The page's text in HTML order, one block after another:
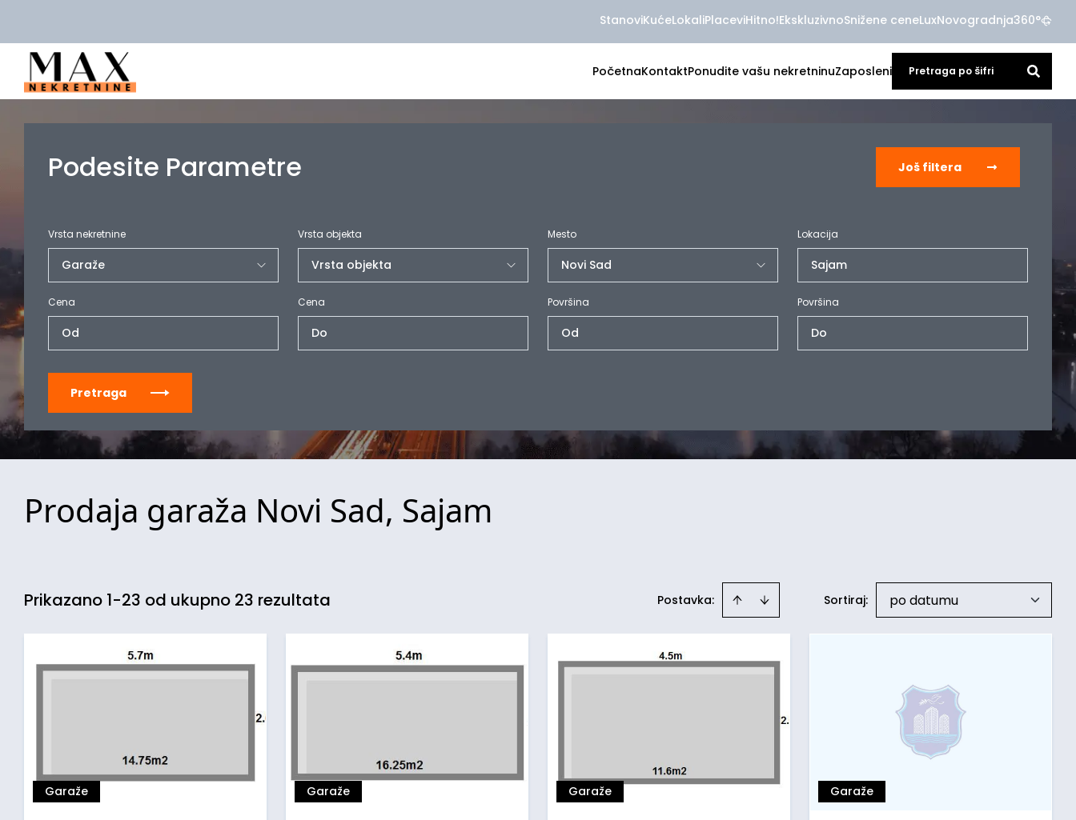
StanoviKućeLokaliPlaceviHitno!EkskluzivnoSnižene ceneLuxNovogradnja360°
PočetnaKontaktPonudite vašu nekretninuZaposleni
Podesite Parametre Još filtera
Vrsta nekretnine Vrsta objekta Mesto Lokacija
Sajam
Cena Cena Površina Površina
Pretraga
Prodaja garaža Novi Sad, Sajam
Prikazano 1-23 od ukupno 23 rezultata Postavka: Sortiraj: po datumu
Garaže Garaže Garaže Garaže